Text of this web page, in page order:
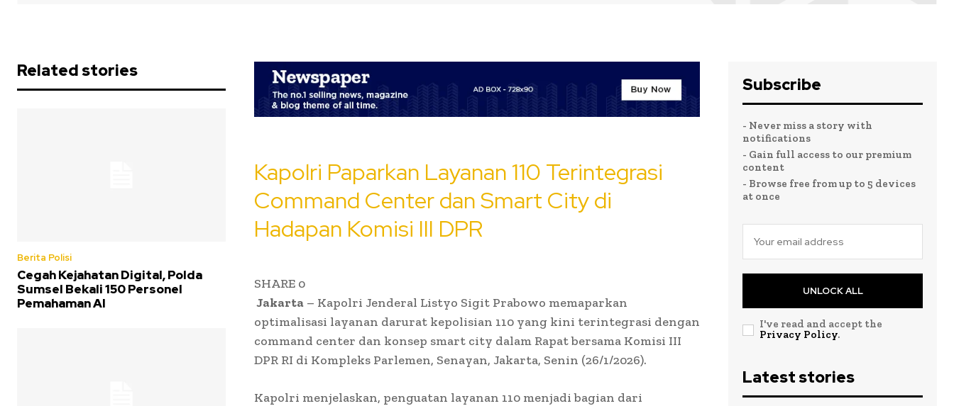
Related stories
Berita Polisi
Cegah Kejahatan Digital, Polda
Sumsel Bekali 150 Personel
Pemahaman AI
Kapolri Paparkan Layanan 110 Terintegrasi
Command Center dan Smart City di
Hadapan Komisi III DPR
SHARE 0
Jakarta – Kapolri Jenderal Listyo Sigit Prabowo memaparkan
optimalisasi layanan darurat kepolisian 110 yang kini terintegrasi dengan
command center dan konsep smart city dalam Rapat bersama Komisi III
DPR RI di Kompleks Parlemen, Senayan, Jakarta, Senin (26/1/2026).
Kapolri menjelaskan, penguatan layanan 110 menjadi bagian dari
Subscribe
- Never miss a story with
notifications
- Gain full access to our premium
content
- Browse free from up to 5 devices
at once
UNLOCK ALL
I've read and accept the
Privacy Policy.
Latest stories